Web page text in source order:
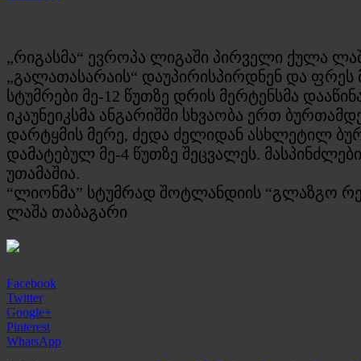
„რიგასმა“ ევროპა ლიგაში პირველი ქულა
„გალათასარაის“ დაუპირისპირდნენ და ფრეს
სტუმრები მე-12 წუთზე დრის მერტენსმა
იკაუნეიკსმა ანგარიშში სხვაობა ერთ
დარტყმის მერე, ძედა ძელიდან ასხლეტილ
დამატებულ მე-4 წუთზე შეცვალეს.
უთამაშია.
“ლიონმა” სტუმრად შოტლანდიის “გლაზგო
ლაშა თაბაგარი
Facebook
Twitter
Google+
Pinterest
WhatsApp